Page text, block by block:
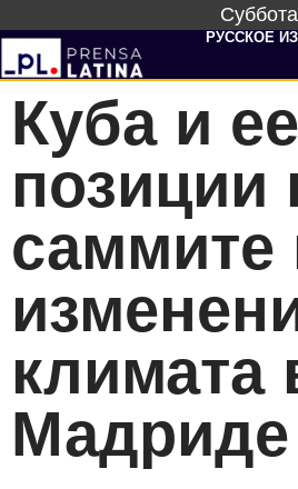
РУССКОЕ
Куба и ее
позиции
саммите
климата
Мадриде